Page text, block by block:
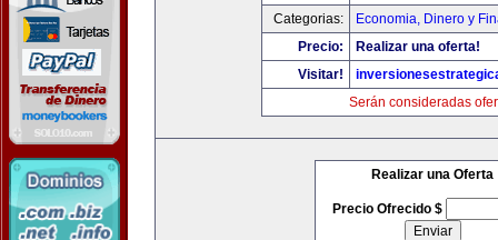
Categorias:
Economia, Dinero y
Precio:
Realizar una oferta!
Visitar!
Serán consideradas
Realizar una Oferta
Precio Ofrecido $